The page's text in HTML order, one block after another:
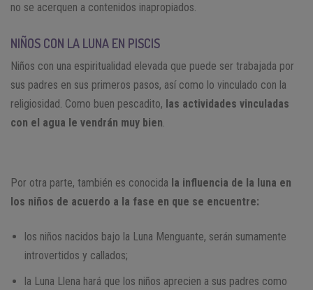
no se acerquen a contenidos inapropiados.
NIÑOS CON LA LUNA EN PISCIS
Niños con una espiritualidad elevada que puede ser trabajada por
sus padres en sus primeros pasos, así como lo vinculado con la
religiosidad. Como buen pescadito, las actividades vinculadas
con el agua le vendrán muy bien.
Por otra parte, también es conocida la influencia de la luna en
los niños de acuerdo a la fase en que se encuentre:
los niños nacidos bajo la Luna Menguante, serán sumamente
introvertidos y callados;
la Luna Llena hará que los niños aprecien a sus padres como